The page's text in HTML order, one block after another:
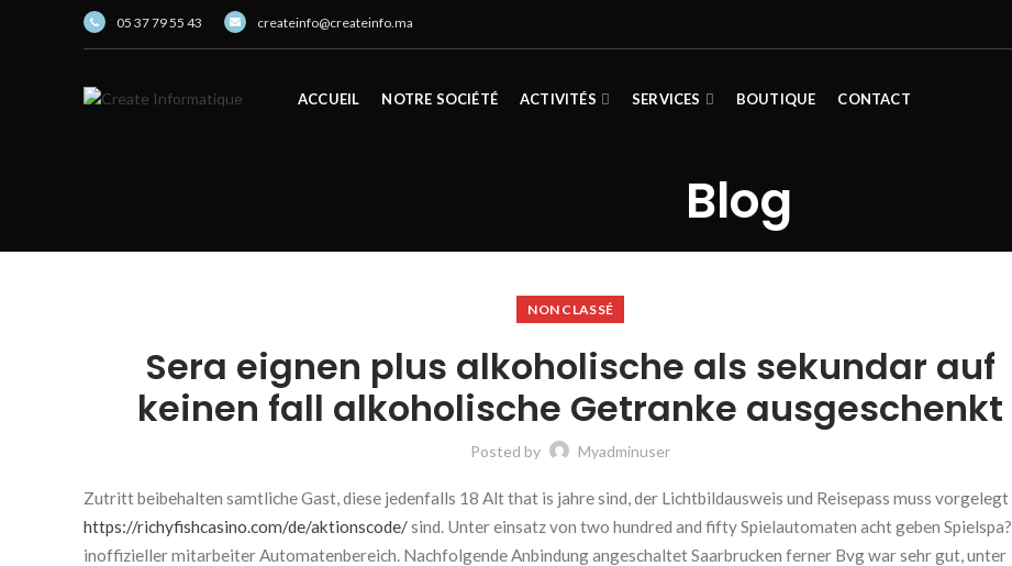
05 37 79 55 43 createinfo@createinfo.ma
ACCUEIL NOTRE SOCIÉTÉ ACTIVITÉS SERVICES BOUTIQUE CONTACT
Blog
NON CLASSÉ
Sera eignen plus alkoholische als sekundar auf
keinen fall alkoholische Getranke ausgeschenkt
Posted by Myadminuser
Zutritt beibehalten samtliche Gast, diese jedenfalls 18 Alt that is jahre sind, der Lichtbildausweis und Reisepass muss vorgelegt
https://richyfishcasino.com/de/aktionscode/sind. Unter einsatz von two hundred and fifty Spielautomaten acht geben Spielspa?
inoffizieller mitarbeiter Automatenbereich. Nachfolgende Anbindung angeschaltet Saarbrucken ferner Bvg war sehr gut, unter